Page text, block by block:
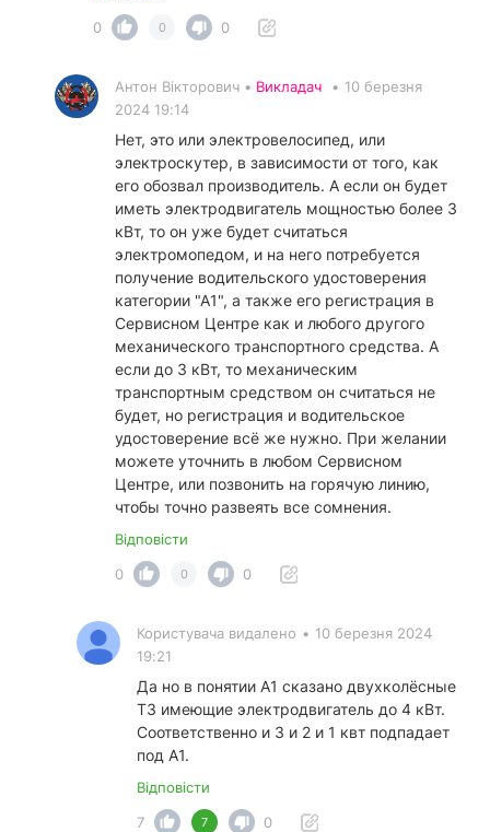
0
0 0
Антон Вікторович • Викладач • 10 березня
2024 19:14
Нет, это или электровелосипед, или
электроскутер, в зависимости от того, как
его обозвал производитель. А если он будет
иметь электродвигатель мощностью более 3
кВт, то он уже будет считаться
электромопедом, и на него потребуется
получение водительского удостоверения
категории "А1", а также его регистрация в
Сервисном Центре как и любого другого
механического транспортного средства. А
если до 3 кВт, то механическим
транспортным средством он считаться не
будет, но регистрация и водительское
удостоверение всё же нужно. При желании
можете уточнить в любом Сервисном
Центре, или позвонить на горячую линию,
чтобы точно развеять все сомнения.
Відповісти
0
0 0
Користувача видалено • 10 березня 2024
19:21
Да но в понятии А1 сказано двухколёсные
ТЗ имеющие электродвигатель до 4 кВт.
Соответственно и 3 и 2 и 1 квт подпадает
под А1.
Відповісти
7
7 0